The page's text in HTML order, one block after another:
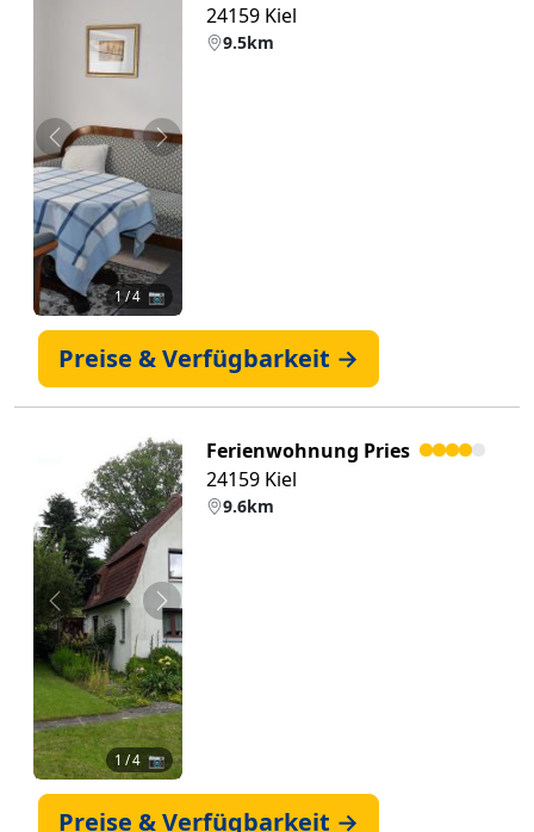
Zurück Weiter
1/ 4 📷
24159 Kiel
9.5km
Preise & Verfügbarkeit →
Zurück Weiter
1 / 4 📷
Ferienwohnung Pries
24159 Kiel
9.6km
Preise & Verfügbarkeit →